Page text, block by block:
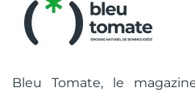
Bleu Tomate, le